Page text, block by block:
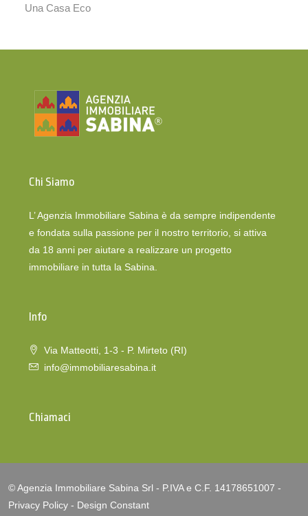
Una Casa Eco
Chi Siamo
L’ Agenzia Immobiliare Sabina è da sempre indipendente
e fondata sulla passione per il nostro territorio, si attiva
da 18 anni per aiutare a realizzare un progetto
immobiliare in tutta la Sabina.
Info
Via Matteotti, 1-3 - P. Mirteto (RI)
info@immobiliaresabina.it
Chiamaci
© Agenzia Immobiliare Sabina Srl - P.IVA e C.F. 14178651007 -
Privacy Policy - Design Constant